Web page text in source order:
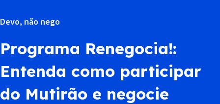
Devo, não nego
Programa Renegocia!:
Entenda como participar
do Mutirão e negocie